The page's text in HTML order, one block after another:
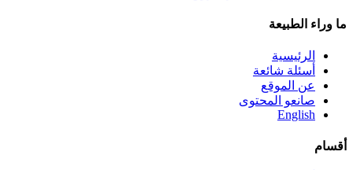
ما وراء الطبيعة
الرئيسية
أسئلة شائعة
عن الموقع
صانعو المحتوى
English
أقسام